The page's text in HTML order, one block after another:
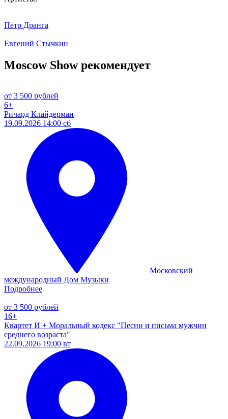
Петр Дранга
Евгений Стычкин
Moscow Show рекомендует
от 3 500 рублей
6+
Ричард Клайдерман
19.09.2026 14:00 сб
Московский
международный Дом Музыки
Подробнее
от 3 500 рублей
16+
Квартет И + Моральный кодекс "Песни и письма мужчин
среднего возраста"
22.09.2026 19:00 вт